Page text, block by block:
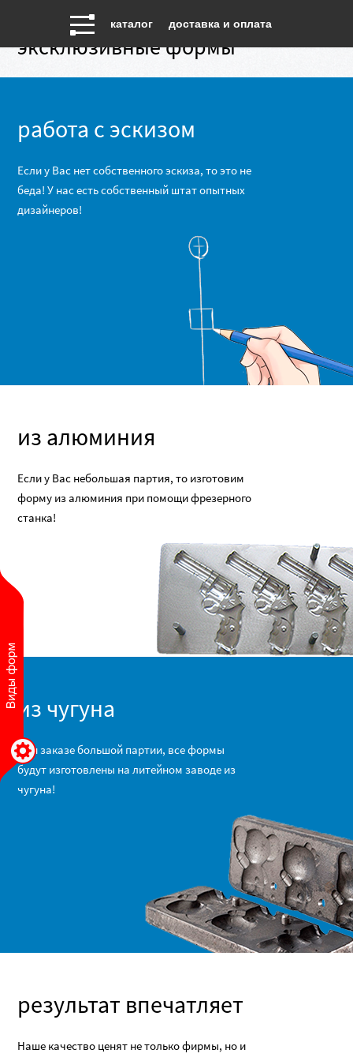
каталог доставка и оплата
эксклюзивные формы
работа с эскизом
Если у Вас нет собственного эскиза, то это не
беда! У нас есть собственный штат опытных
дизайнеров!
из алюминия
Если у Вас небольшая партия, то изготовим
форму из алюминия при помощи фрезерного
станка!
из чугуна
При заказе большой партии, все формы
будут изготовлены на литейном заводе из
чугуна!
результат впечатляет
Наше качество ценят не только фирмы, но и